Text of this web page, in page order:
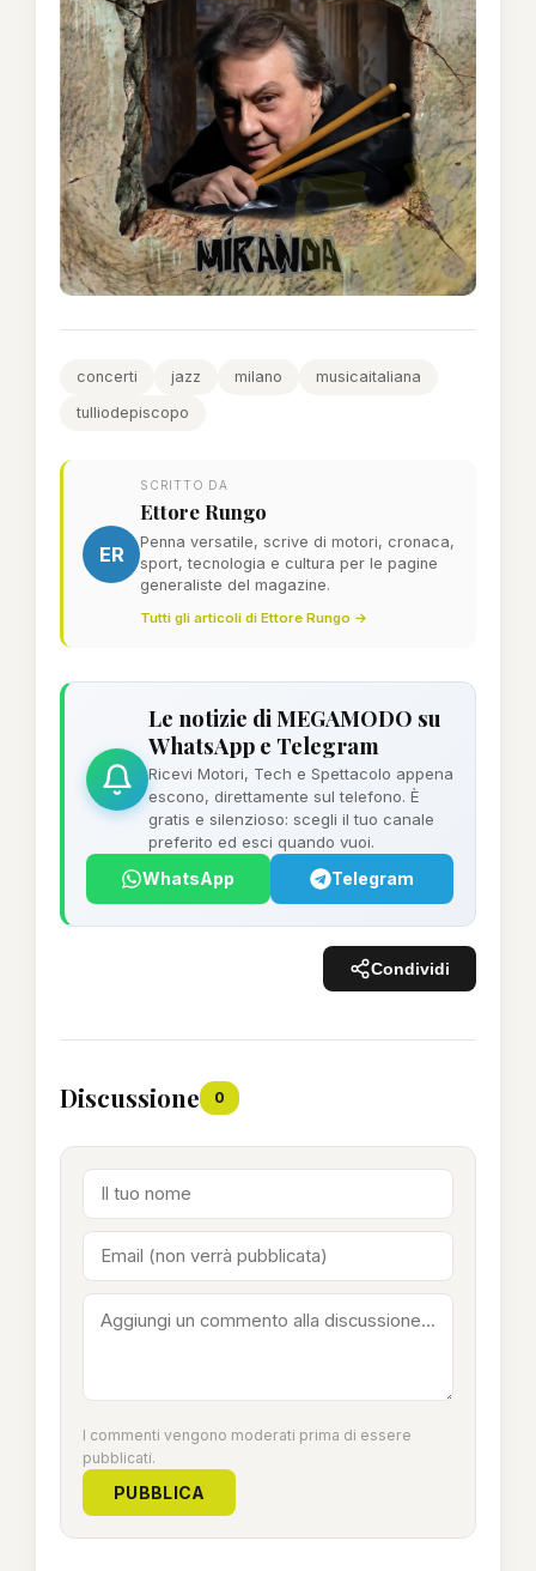
concerti jazz milano
musicaitaliana
tulliodepiscopo
ER
SCRITTO DA
Ettore Rungo
Penna versatile, scrive di motori, cronaca,
sport, tecnologia e cultura per le pagine
generaliste del magazine.
Tutti gli articoli di Ettore Rungo →
Le notizie di MEGAMODO su
WhatsApp e Telegram
Ricevi Motori, Tech e Spettacolo appena
escono, direttamente sul telefono. È
gratis e silenzioso: scegli il tuo canale
preferito ed esci quando vuoi.
WhatsApp Telegram
Condividi
Discussione 0
I commenti vengono moderati prima di essere
pubblicati.
PUBBLICA